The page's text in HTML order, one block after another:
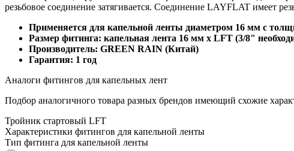
резьбовое соединение затягивается. Соединение LAYFLAT имеет
Применяется для капельной ленты диаметром 16 мм с
Размер фитинга: капельная лента 16 мм x LFT (3/8"
Производитель: GREEN RAIN (Китай)
Гарантия: 1 год
Аналоги фитингов для капельных лент
Подбор аналогичного товара разных брендов имеющий схожие
Тройник стартовый LFT
Характеристики фитингов для капельной ленты
Тип фитинга для капельной ленты